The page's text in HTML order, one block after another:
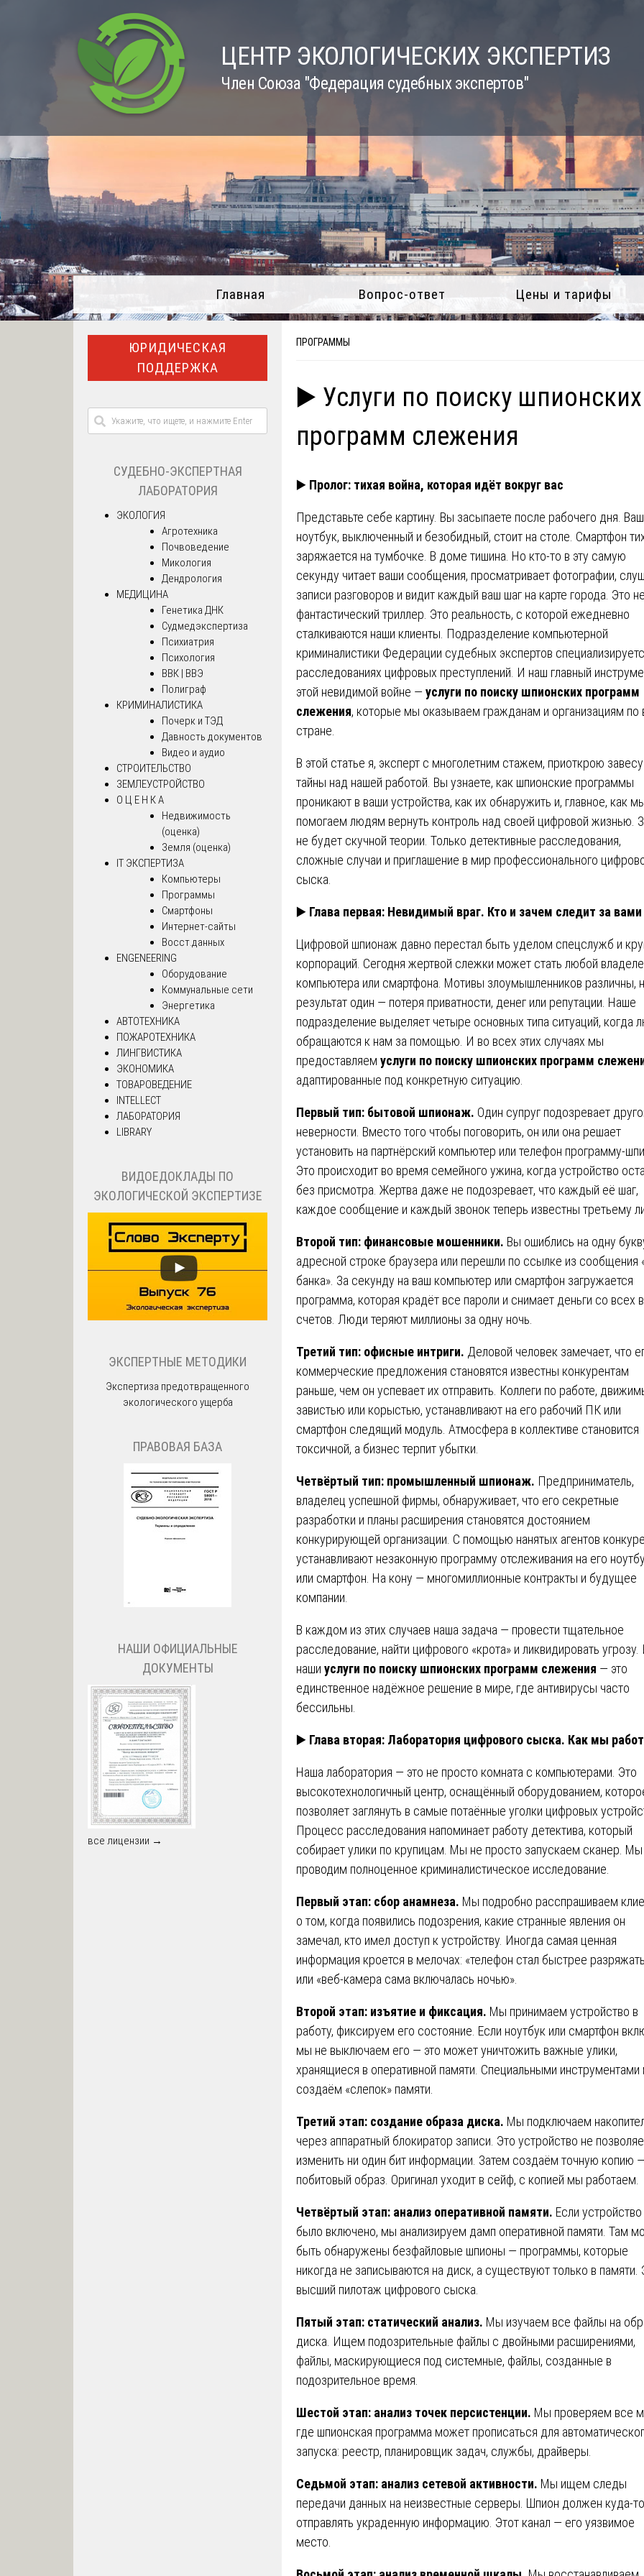
ЦЕНТР ЭКОЛОГИЧЕСКИХ ЭКСПЕРТИЗ
Член Союза "Федерация судебных экспертов"
Главная Вопрос-ответ Цены и тарифы
ПРОГРАММЫ
▶️ Услуги по поиску шпионских
программ слежения
▶️ Пролог: тихая война, которая идёт вокруг вас
Представьте себе картину. Вы засыпаете после рабочего дня. Ваш
ноутбук, выключенный и безобидный, стоит на столе. Смартфон
заряжается на тумбочке. В доме тишина. Но кто-то в эту самую
секунду читает ваши сообщения, просматривает фотографии,
записи разговоров и видит каждый ваш шаг на карте города. Это не
фантастический триллер. Это реальность, с которой ежедневно
сталкиваются наши клиенты. Подразделение компьютерной
криминалистики Федерации судебных экспертов
расследованиях цифровых преступлений. И наш главный
этой невидимой войне —услуги по поиску шпионских программ
слежения, которые мы оказываем гражданам и организациям по
стране.
В этой статье я, эксперт с многолетним стажем, приоткрою завесу
тайны над нашей работой. Вы узнаете, как шпионские программы
проникают в ваши устройства, как их обнаружить и, главное, как
помогаем людям вернуть контроль над своей цифровой жизнью.
не будет скучной теории. Только детективные расследования,
сложные случаи и приглашение в мир профессионального
сыска.
▶️ Глава первая: Невидимый враг. Кто и зачем следит за вами
Цифровой шпионаж давно перестал быть уделом спецслужб и
корпораций. Сегодня жертвой слежки может стать любой
компьютера или смартфона. Мотивы злоумышленников различны,
результат один — потеря приватности, денег или репутации. Наше
подразделение выделяет четыре основных типа ситуаций, когда
обращаются к нам за помощью. И во всех этих случаях мы
предоставляем услуги по поиску шпионских программ
адаптированные под конкретную ситуацию.
Первый тип: бытовой шпионаж. Один супруг подозревает
неверности. Вместо того чтобы поговорить, он или она решает
установить на партнёрский компьютер или телефон программу-
Это происходит во время семейного ужина, когда устройство
без присмотра. Жертва даже не подозревает, что каждый её шаг,
каждое сообщение и каждый звонок теперь известны третьему
Второй тип: финансовые мошенники. Вы ошиблись на одну
адресной строке браузера или перешли по ссылке из сообщения
банка». За секунду на ваш компьютер или смартфон загружается
программа, которая крадёт все пароли и снимает деньги со всех
счетов. Люди теряют миллионы за одну ночь.
Третий тип: офисные интриги. Деловой человек замечает, что
коммерческие предложения становятся известны конкурентам
раньше, чем он успевает их отправить. Коллеги по работе,
завистью или корыстью, устанавливают на его рабочий ПК или
смартфон следящий модуль. Атмосфера в коллективе становится
токсичной, а бизнес терпит убытки.
Четвёртый тип: промышленный шпионаж. Предприниматель,
владелец успешной фирмы, обнаруживает, что его секретные
разработки и планы расширения становятся достоянием
конкурирующей организации. С помощью нанятых агентов
устанавливают незаконную программу отслеживания на его
или смартфон. На кону — многомиллионные контракты и будущее
компании.
В каждом из этих случаев наша задача — провести тщательное
расследование, найти цифрового «крота» и ликвидировать угрозу.
наши услуги по поиску шпионских программ слежения — это
единственное надёжное решение в мире, где антивирусы часто
бессильны.
▶️ Глава вторая: Лаборатория цифрового сыска. Как мы
Наша лаборатория — это не просто комната с компьютерами. Это
высокотехнологичный центр, оснащённый оборудованием,
позволяет заглянуть в самые потаённые уголки цифровых
Процесс расследования напоминает работу детектива, который
собирает улики по крупицам. Мы не просто запускаем сканер. Мы
проводим полноценное криминалистическое исследование.
Первый этап: сбор анамнеза. Мы подробно расспрашиваем
о том, когда появились подозрения, какие странные явления он
замечал, кто имел доступ к устройству. Иногда самая ценная
информация кроется в мелочах: «телефон стал быстрее
или «веб-камера сама включалась ночью».
Второй этап: изъятие и фиксация. Мы принимаем устройство в
работу, фиксируем его состояние. Если ноутбук или смартфон
мы не выключаем его — это может уничтожить важные улики,
хранящиеся в оперативной памяти. Специальными
создаём «слепок» памяти.
Третий этап: создание образа диска. Мы подключаем
через аппаратный блокиратор записи. Это устройство не
изменить ни один бит информации. Затем создаём точную копию
побитовый образ. Оригинал уходит в сейф, с копией мы работаем.
Четвёртый этап: анализ оперативной памяти. Если устройство
было включено, мы анализируем дамп оперативной памяти. Там
быть обнаружены безфайловые шпионы — программы, которые
никогда не записываются на диск, а существуют только в памяти.
высший пилотаж цифрового сыска.
Пятый этап: статический анализ. Мы изучаем все файлы на
диска. Ищем подозрительные файлы с двойными расширениями,
файлы, маскирующиеся под системные, файлы, созданные в
подозрительное время.
Шестой этап: анализ точек персистенции. Мы проверяем все
где шпионская программа может прописаться для
запуска: реестр, планировщик задач, службы, драйверы.
Седьмой этап: анализ сетевой активности. Мы ищем следы
передачи данных на неизвестные серверы. Шпион должен куда-то
отправлять украденную информацию. Этот канал — его уязвимое
место.
ЮРИДИЧЕСКАЯ
ПОДДЕРЖКА
СУДЕБНО-ЭКСПЕРТНАЯ
ЛАБОРАТОРИЯ
ЭКОЛОГИЯ
Агротехника
Почвоведение
Микология
Дендрология
МЕДИЦИНА
Генетика ДНК
Судмедэкспертиза
Психиатрия
Психология
ВВК | ВВЭ
Полиграф
КРИМИНАЛИСТИКА
Почерк и ТЭД
Давность документов
Видео и аудио
СТРОИТЕЛЬСТВО
ЗЕМЛЕУСТРОЙСТВО
О Ц Е Н К А
Недвижимость
(оценка)
Земля (оценка)
IT ЭКСПЕРТИЗА
Компьютеры
Программы
Смартфоны
Интернет-сайты
Восст.данных
ENGENEERING
Оборудование
Коммунальные сети
Энергетика
АВТОТЕХНИКА
ПОЖАРОТЕХНИКА
ЛИНГВИСТИКА
ЭКОНОМИКА
ТОВАРОВЕДЕНИЕ
INTELLECT
ЛАБОРАТОРИЯ
LIBRARY
ВИДОЕДОКЛАДЫ ПО
ЭКОЛОГИЧЕСКОЙ ЭКСПЕРТИЗЕ
ЭКСПЕРТНЫЕ МЕТОДИКИ
Экспертиза предотвращенного
экологического ущерба
ПРАВОВАЯ БАЗА
НАШИ ОФИЦИАЛЬНЫЕ
ДОКУМЕНТЫ
все лицензии →